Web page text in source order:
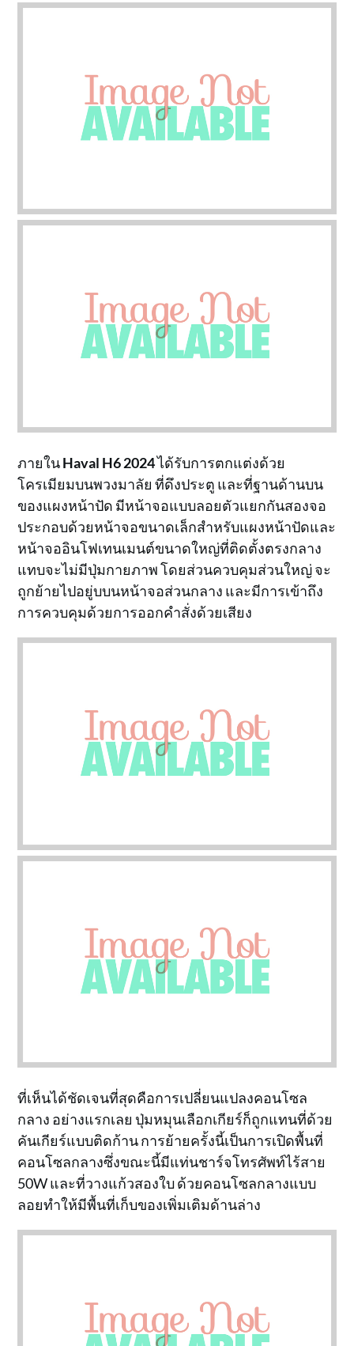
ภายในHaval H6 2024ได้รับการตกแต่งด้วย
โครเมียมบนพวงมาลัย ที่ดึงประตู และที่ฐานด้านบน
ของแผงหน้าปัด มีหน้าจอแบบลอยตัวแยกกันสองจอ
ประกอบด้วยหน้าจอขนาดเล็กสำหรับแผงหน้าปัดและ
หน้าจออินโฟเทนเมนต์ขนาดใหญ่ที่ติดตั้งตรงกลาง
แทบจะไม่มีปุ่มกายภาพ โดยส่วนควบคุมส่วนใหญ่ จะ
ถูกย้ายไปอยู่บบนหน้าจอส่วนกลาง และมีการเข้าถึง
การควบคุมด้วยการออกคำสั่งด้วยเสียง
ที่เห็นได้ชัดเจนที่สุดคือการเปลี่ยนแปลงคอนโซล
กลาง อย่างแรกเลย ปุ่มหมุนเลือกเกียร์ก็ถูกแทนที่ด้วย
คันเกียร์แบบติดก้าน การย้ายครั้งนี้เป็นการเปิดพื้นที่
คอนโซลกลางซึ่งขณะนี้มีแท่นชาร์จโทรศัพท์ไร้สาย
50W และที่วางแก้วสองใบ ด้วยคอนโซลกลางแบบ
ลอยทำให้มีพื้นที่เก็บของเพิ่มเติมด้านล่าง